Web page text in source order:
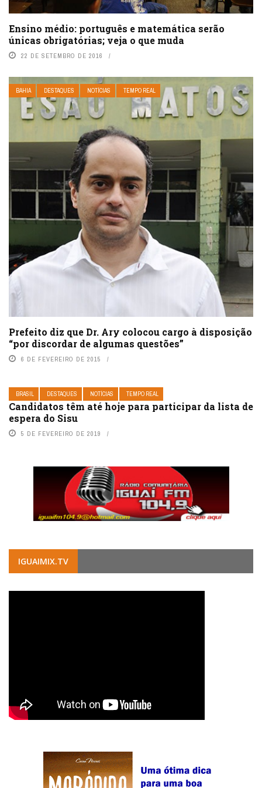
Ensino médio: português e matemática serão
únicas obrigatórias; veja o que muda
22 DE SETEMBRO DE 2016
BAHIA DESTAQUES NOTÍCIAS TEMPO REAL
Prefeito diz que Dr. Ary colocou cargo à disposição
“por discordar de algumas questões”
6 DE FEVEREIRO DE 2015
BRASIL DESTAQUES NOTÍCIAS TEMPO REAL
Candidatos têm até hoje para participar da lista de
espera do Sisu
5 DE FEVEREIRO DE 2019
IGUAIMIX.TV